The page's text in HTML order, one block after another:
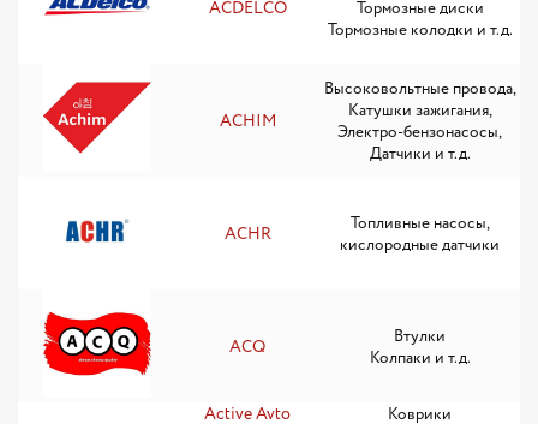
ACDELCO
Тормозные диски
Тормозные колодки и т.д.
ACHIM
Высоковольтные провода,
Катушки зажигания,
Электро-бензонасосы,
Датчики и т.д.
ACHR
Топливные насосы,
кислородные датчики
ACQ
Втулки
Колпаки и т.д.
Active Avto Коврики